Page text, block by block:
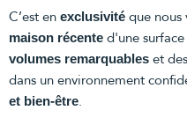
C’est en exclusivité que nous
maison récente d'une
volumes remarquables et
dans un environnement
et bien-être.